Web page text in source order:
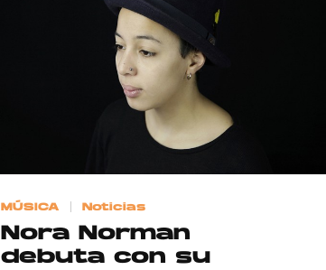
MÚSICA Noticias
Nora Norman
debuta con su